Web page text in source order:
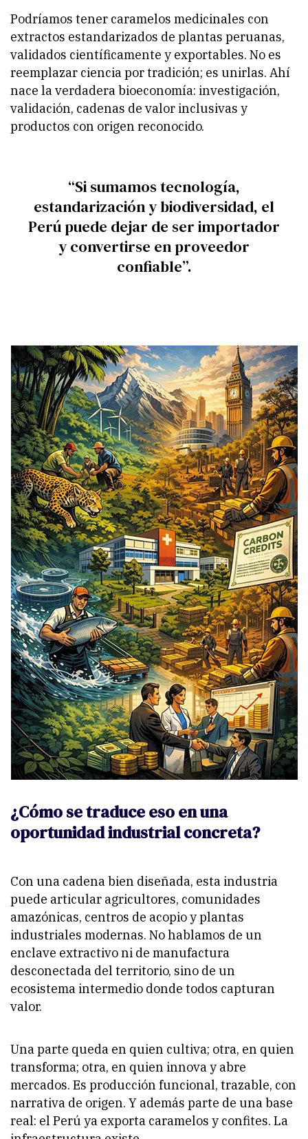
Podríamos tener caramelos medicinales con
extractos estandarizados de plantas peruanas,
validados científicamente y exportables. No es
reemplazar ciencia por tradición; es unirlas. Ahí
nace la verdadera bioeconomía: investigación,
validación, cadenas de valor inclusivas y
productos con origen reconocido.
“Si sumamos tecnología,
estandarización y biodiversidad, el
Perú puede dejar de ser importador
y convertirse en proveedor
confiable”.
¿Cómo se traduce eso en una
oportunidad industrial concreta?
Con una cadena bien diseñada, esta industria
puede articular agricultores, comunidades
amazónicas, centros de acopio y plantas
industriales modernas. No hablamos de un
enclave extractivo ni de manufactura
desconectada del territorio, sino de un
ecosistema intermedio donde todos capturan
valor.
Una parte queda en quien cultiva; otra, en quien
transforma; otra, en quien innova y abre
mercados. Es producción funcional, trazable, con
narrativa de origen. Y además parte de una base
real: el Perú ya exporta caramelos y confites. La